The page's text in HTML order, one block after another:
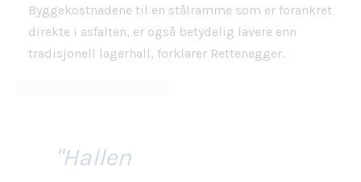
Byggekostnadene til en stålramme som er forankret
direkte i asfalten, er også betydelig lavere enn
tradisjonell lagerhall, forklarer Rettenegger.
"Hallen